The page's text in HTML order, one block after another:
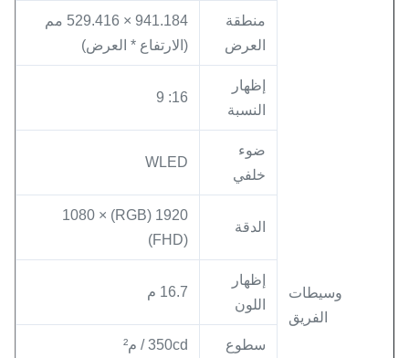
وسيطات
الفريق
منطقة
العرض
941.184 × 529.416 مم
(الارتفاع * العرض)
إظهار
النسبة
16: 9
ضوء
خلفي
WLED
الدقة
1920 (RGB) × 1080
(FHD)
إظهار
اللون
16.7 م
سطوع 350cd / م²